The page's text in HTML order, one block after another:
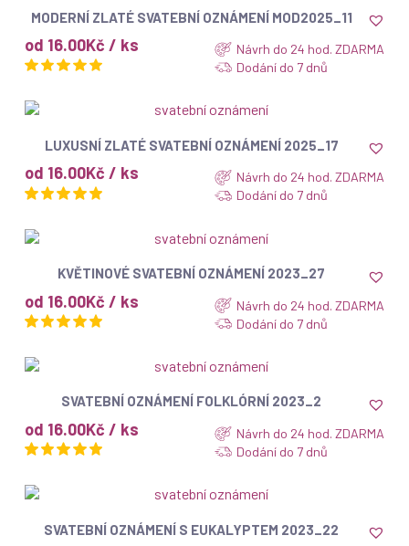
ZOBRAZIT
MODERNÍ ZLATÉ SVATEBNÍ OZNÁMENÍ MOD2025_11
od 16.00Kč / ks
Návrh do 24 hod. ZDARMA
Dodání do 7 dnů
ZOBRAZIT
LUXUSNÍ ZLATÉ SVATEBNÍ OZNÁMENÍ 2025_17
od 16.00Kč / ks
Návrh do 24 hod. ZDARMA
Dodání do 7 dnů
ZOBRAZIT
KVĚTINOVÉ SVATEBNÍ OZNÁMENÍ 2023_27
od 16.00Kč / ks
Návrh do 24 hod. ZDARMA
Dodání do 7 dnů
ZOBRAZIT
SVATEBNÍ OZNÁMENÍ FOLKLÓRNÍ 2023_2
od 16.00Kč / ks
Návrh do 24 hod. ZDARMA
Dodání do 7 dnů
ZOBRAZIT
SVATEBNÍ OZNÁMENÍ S EUKALYPTEM 2023_22